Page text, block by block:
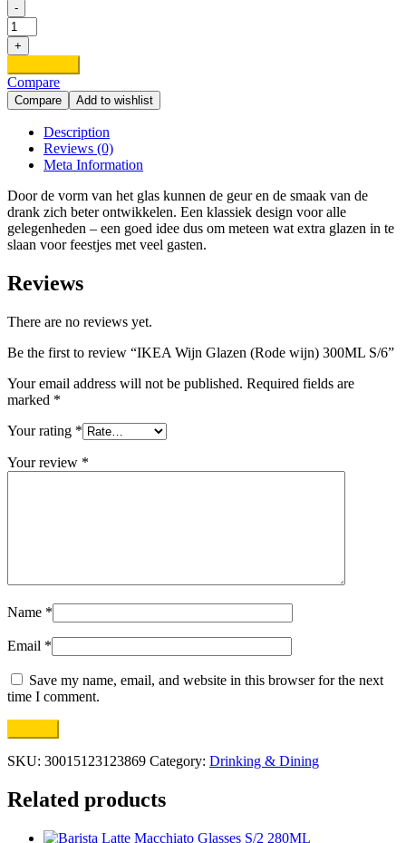
-
IKEA
Wijn
Glazen
(Rode
wijn)
300ML
quantity
+
Compare
Compare Add to wishlist
Description
Reviews (0)
Meta Information
Door de vorm van het glas kunnen de geur en de smaak van de
drank zich beter ontwikkelen. Een klassiek design voor alle
gelegenheden – een goed idee dus om meteen wat extra glazen in te
slaan voor feestjes met veel gasten.
Reviews
There are no reviews yet.
Be the first to review “IKEA Wijn Glazen (Rode wijn) 300ML S/6”
Your email address will not be published. Required fields are
marked *
Your rating *
Your review *
Name *
Email *
Save my name, email, and website in this browser for the next
time I comment.
SKU: 30015123123869 Category: Drinking & Dining
Related products